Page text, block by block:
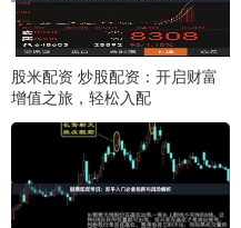
股米配资 炒股配资：开启财富
增值之旅，轻松入配